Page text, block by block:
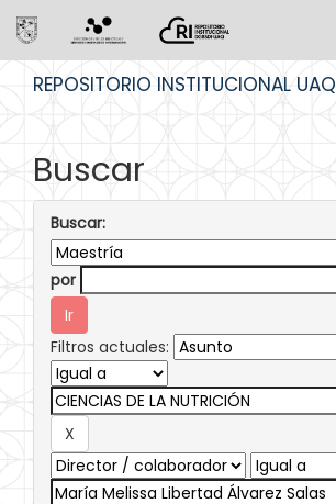
REPOSITORIO INSTITUCIONAL UAQ
Buscar
Buscar:
por
Filtros actuales: